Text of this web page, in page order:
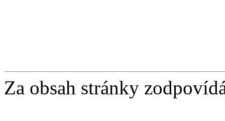
Za obsah stránky